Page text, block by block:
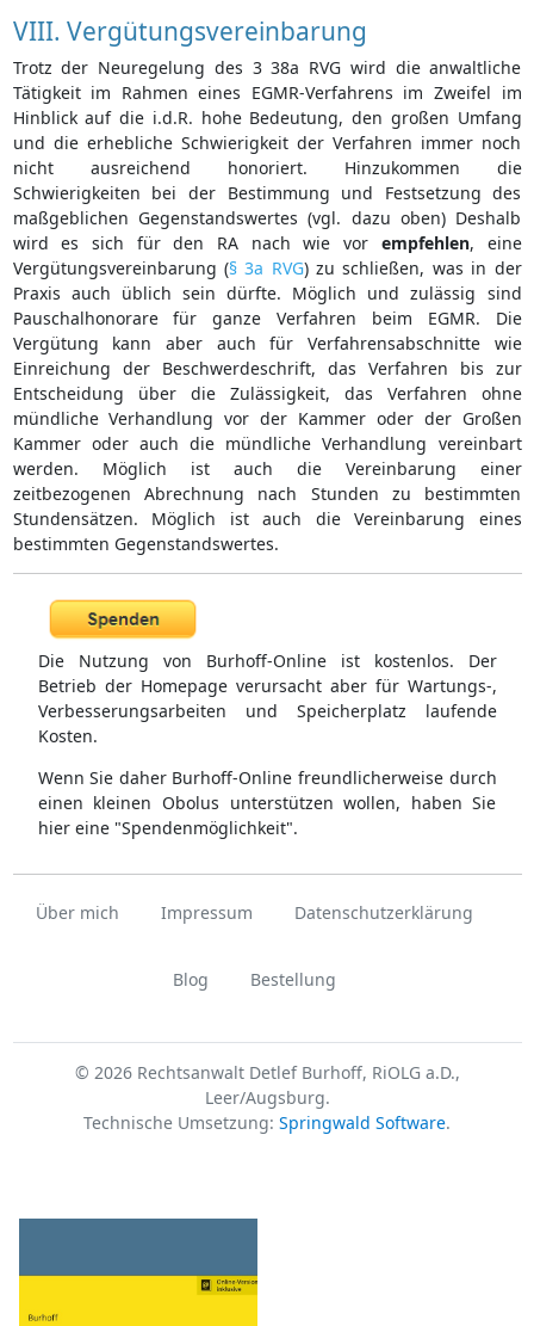
VIII. Vergütungsvereinbarung
Trotz der Neuregelung des 3 38a RVG wird die anwaltliche
Tätigkeit im Rahmen eines EGMR-Verfahrens im Zweifel im
Hinblick auf die i.d.R. hohe Bedeutung, den großen Umfang
und die erhebliche Schwierigkeit der Verfahren immer noch
nicht ausreichend honoriert. Hinzukommen die
Schwierigkeiten bei der Bestimmung und Festsetzung des
maßgeblichen Gegenstandswertes (vgl. dazu oben) Deshalb
wird es sich für den RA nach wie vor empfehlen, eine
Vergütungsvereinbarung (§ 3a RVG) zu schließen, was in der
Praxis auch üblich sein dürfte. Möglich und zulässig sind
Pauschalhonorare für ganze Verfahren beim EGMR. Die
Vergütung kann aber auch für Verfahrensabschnitte wie
Einreichung der Beschwerdeschrift, das Verfahren bis zur
Entscheidung über die Zulässigkeit, das Verfahren ohne
mündliche Verhandlung vor der Kammer oder der Großen
Kammer oder auch die mündliche Verhandlung vereinbart
werden. Möglich ist auch die Vereinbarung einer
zeitbezogenen Abrechnung nach Stunden zu bestimmten
Stundensätzen. Möglich ist auch die Vereinbarung eines
bestimmten Gegenstandswertes.
Die Nutzung von Burhoff-Online ist kostenlos. Der
Betrieb der Homepage verursacht aber für Wartungs-,
Verbesserungsarbeiten und Speicherplatz laufende
Kosten.
Wenn Sie daher Burhoff-Online freundlicherweise durch
einen kleinen Obolus unterstützen wollen, haben Sie
hier eine "Spendenmöglichkeit".
Über mich Impressum Datenschutzerklärung
Blog Bestellung
© 2026 Rechtsanwalt Detlef Burhoff, RiOLG a.D.,
Leer/Augsburg.
Technische Umsetzung: Springwald Software.